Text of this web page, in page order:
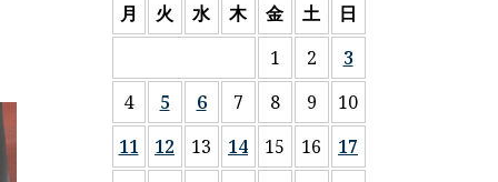
月
火 水 木 金 土
日
1
2
3
4
5 6 7 8 9
10
11
12 13 14 15 16
17